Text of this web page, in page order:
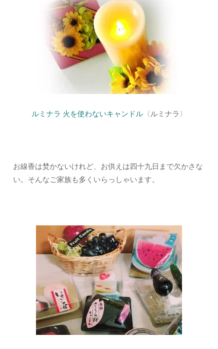
ルミナラ 火を使わないキャンドル〈ルミナラ〉
お線香は焚かないけれど、お供えは四十九日まで欠かさな
い。そんなご家族も多くいらっしゃいます。